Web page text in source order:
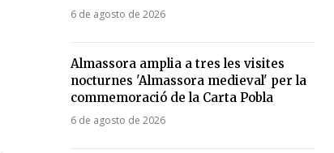
6 de agosto de 2026
Almassora amplia a tres les visites
nocturnes 'Almassora medieval' per la
commemoració de la Carta Pobla
6 de agosto de 2026